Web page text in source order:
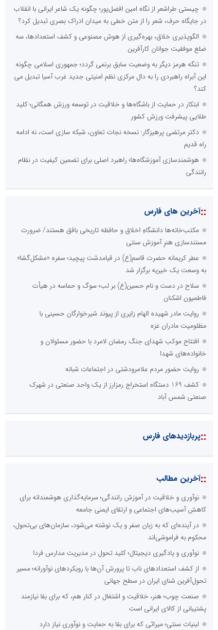
چیستی طراشعر از نگاه امین افضل‌پور؛ چگونه یک شاعر ایرانی با انقلاب
در جایگاه حرف، شعر را از متن خطی به میدان ادراک بصری تبدیل کرد؟
الگوپذیری خلاق، بهره‌گیری از هوش مصنوعی و کشف استعدادها، سه
ضلع موفقیت جوانان کارآفرین
تنگه هرمز دیگر به وضعیت سابق برنمی گردد؛ جمهوری اسلامی چگونه
این آبراه راهبردی را به دال مرکزی نظم امنیتی جدید غرب آسیا تبدیل می
کند؟
ابتکار در حمایت از باشگاه‌ها و خلاقیت در توسعه ورزش همگانی؛ کلید
طلایی پیشرفت ورزش کشور
دکتر مرتضی پرهیزگار: نسخه نجات تعاون، شبکه سازی است، نه ادامه
راه قدیم
هوشمندسازی آموزشگاه‌ها؛ راهبرد اصلی برای تضمین کیفیت در نظام
رانندگی
::آخرین های فارس
مکتب‌خانه‌ها دانشگاهِ اخلاق و حافظه تاریخی بافق هستند/ ضرورت
مستندسازی هنرِ آموزش سنتی
عطر کریمانه حضرت قاسم(ع) در قیامدشت پیچید؛ سفره «مشکل‌گشا»
به وسعت یک خیریه برگزار شد
سلاح در دست و نام حسین(ع) بر لب؛ سوگ و حماسه در هیأت
فاطمیون اشکنان
روایت مادر شهیده الهام زایری از پیوند شیرخوارگان حسینی با
مظلومیت مادران غزه
افتتاح موکب شهدای جنگ رمضان لامرد با حضور مسئولان و
خانواده‌های شهدا
روایت حضور مردم علامرودشتی در اجتماعات شبانه
کشف 169 دستگاه استخراج رمزارز از یک واحد صنعتی در شهرک
صنعتی شمس آباد
::پربازدیدهای فارس
::آخرین مطالب
نوآوری و خلاقیت در آموزش رانندگی؛ سرمایه‌گذاری هوشمندانه برای
کاهش آسیب‌های اجتماعی و ارتقای ایمنی جامعه
در آینده‌ای که به زبان صفر و یک نوشته می‌شود، سازمان‌های بی‌تحول،
محکوم به فراموشی‌اند
نوآوری و یادگیری دیجیتال؛ کلید تحول در مدیریت مدارس فردا
از کشف استعدادهای ناب تا پرورش آن‌ها با رویکردهای نوآورانه؛ مسیر
تحول‌آفرین شنای ایران در سطح جهانی
صنعت چوب؛ هنر، خلاقیت و اشتغال در کنار هم، که برای بقا نیازمند
پشتیبانی از کالای ایرانی است
لبنیات سنتی؛ میراثی که برای بقا به حمایت و نوآوری نیاز دارد